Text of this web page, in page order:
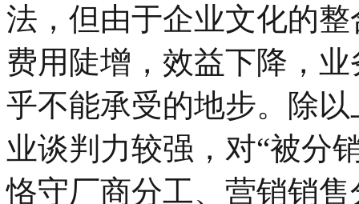
法，但由于企业文化的
费用陡增，效益下降，
乎不能承受的地步。除
业谈判力较强，对“被分
恪守厂商分工、营销销